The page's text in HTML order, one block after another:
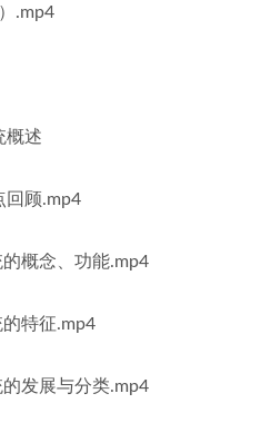
.mp4
概述
回顾.mp4
概念、功能.mp4
特征.mp4
发展与分类.mp4